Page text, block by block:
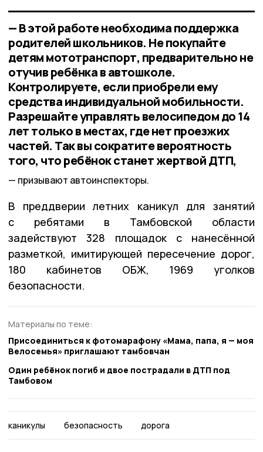
— В этой работе необходима поддержка
родителей школьников. Не покупайте
детям мототранспорт, предварительно не
отучив ребёнка в автошколе.
Контролируете, если приобрели ему
средства индивидуальной мобильности.
Разрешайте управлять велосипедом до 14
лет только в местах, где нет проезжих
частей. Так вы сократите вероятность
того, что ребёнок станет жертвой ДТП,
призывают автоинспекторы.
В преддверии летних каникул для занятий
с ребятами в Тамбовской области
задействуют 328 площадок с нанесённой
разметкой, имитирующей пересечение дорог,
180 кабинетов ОБЖ, 1969 уголков
безопасности.
Материалы по теме:
Присоединиться к фотомарафону «Мама, папа, я — моя
Велосемья» приглашают тамбовчан
Один ребёнок погиб и двое пострадали в ДТП под
Тамбовом
каникулы безопасность дорога